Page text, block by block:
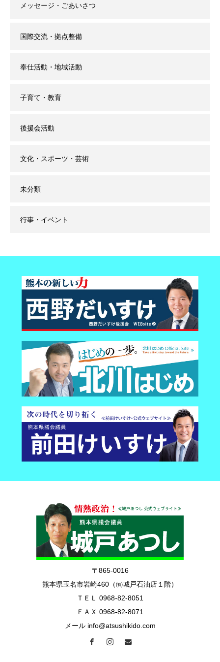
メッセージ・ごあいさつ
国際交流・拠点整備
奉仕活動・地域活動
子育て・教育
後援会活動
文化・スポーツ・芸術
未分類
行事・イベント
〒865-0016
熊本県玉名市岩崎460（㈲城戸石油店１階）
ＴＥＬ 0968-82-8051
ＦＡＸ 0968-82-8071
メール info@atsushikido.com